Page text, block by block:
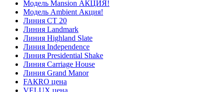
Модель Mansion АКЦИЯ!
Модель Ambient Акция!
Линия СТ 20
Линия Landmark
Линия Highland Slate
Линия Independence
Линия Presidential Shake
Линия Carriage House
Линия Grand Manor
FAКRO цена
VELUX цена